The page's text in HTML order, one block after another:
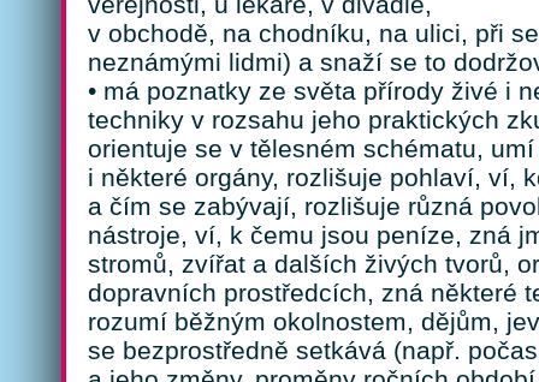
v obchodě, na chodníku, na ulici, při
neznámými lidmi) a snaží se to
• má poznatky ze světa přírody živé i
techniky v rozsahu jeho praktických
orientuje se v tělesném schématu,
i některé orgány, rozlišuje pohlaví, ví,
a čím se zabývají, rozlišuje různá
nástroje, ví, k čemu jsou peníze, zná
stromů, zvířat a dalších živých tvorů,
dopravních prostředcích, zná některé
rozumí běžným okolnostem, dějům,
se bezprostředně setkává (např.